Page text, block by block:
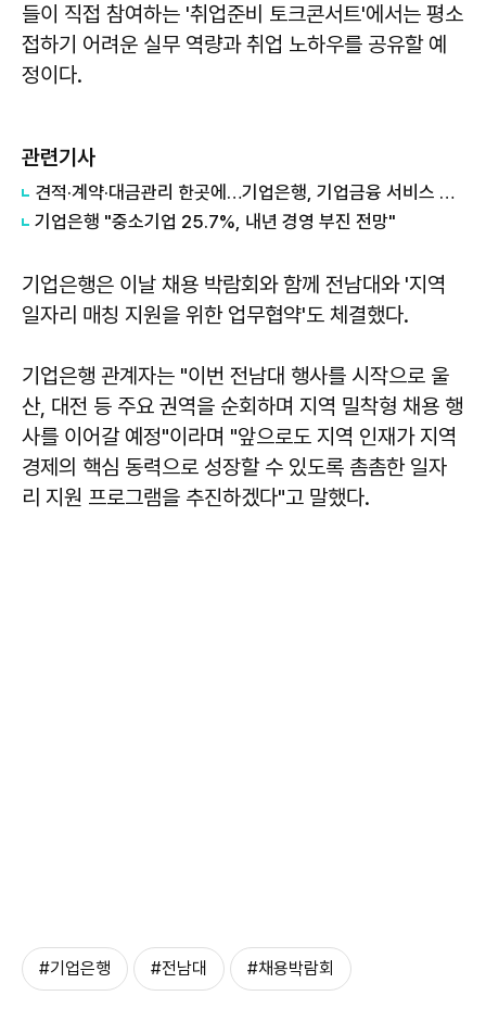
들이 직접 참여하는 '취업준비 토크콘서트'에서는 평소
접하기 어려운 실무 역량과 취업 노하우를 공유할 예
정이다.
관련기사
견적·계약·대금관리 한곳에…기업은행, 기업금융 서비스 확대
기업은행 "중소기업 25.7%, 내년 경영 부진 전망"
기업은행은 이날 채용 박람회와 함께 전남대와 '지역
일자리 매칭 지원을 위한 업무협약'도 체결했다.
기업은행 관계자는 "이번 전남대 행사를 시작으로 울
산, 대전 등 주요 권역을 순회하며 지역 밀착형 채용 행
사를 이어갈 예정"이라며 "앞으로도 지역 인재가 지역
경제의 핵심 동력으로 성장할 수 있도록 촘촘한 일자
리 지원 프로그램을 추진하겠다"고 말했다.
#기업은행 #전남대 #채용박람회